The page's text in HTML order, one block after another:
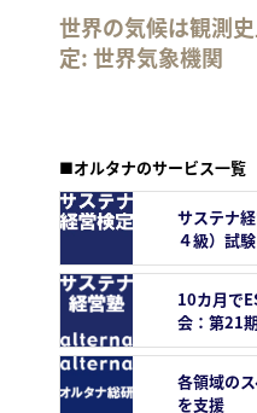
世界の気候は観測
定: 世界気象機関
■オルタナのサービス一覧
サステナ
４級）試験
10カ月で
会：第21
各領域の
を支援